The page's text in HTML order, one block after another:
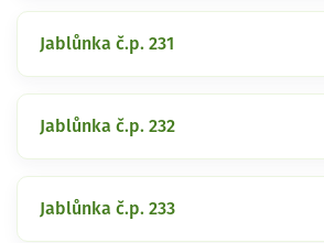
Jablůnka č.p. 231
Jablůnka č.p. 232
Jablůnka č.p. 233